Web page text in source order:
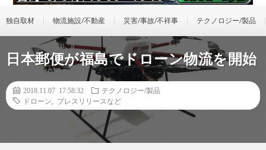
独自取材 物流施設/不動産 災害/事故/不祥事 テクノロジー/製品
日本郵便が福島でドローン物流を開始
2018.11.07 17:58:32
テクノロジー/製品
ドローン
プレスリリースなど